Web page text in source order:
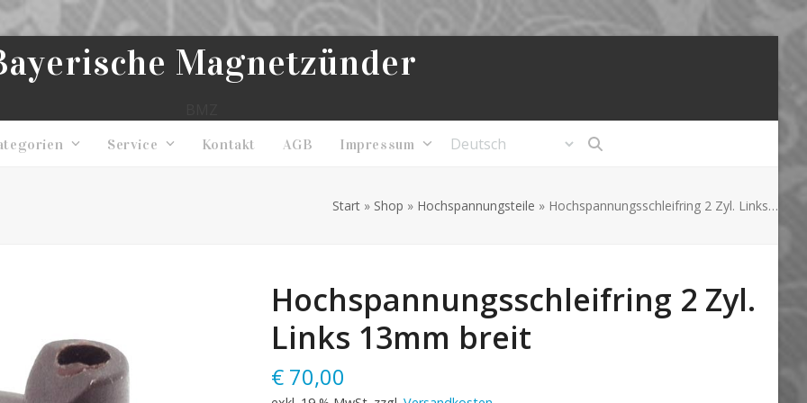
Magnetzünder
Service Kontakt AGB Impressum
Start » Shop » Hochspannungsteile » Hochspannungsschleifring 2 Zyl. Links…
Hochspannungsschleifring 2 Zyl.
Links 13mm breit
€70,00